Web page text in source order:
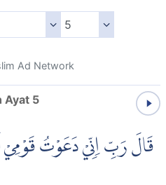
Ad Network
Ayat 5
قَالَ رَبِّ اِنِّيْ دَعَوْتُ قَوْمِيْ